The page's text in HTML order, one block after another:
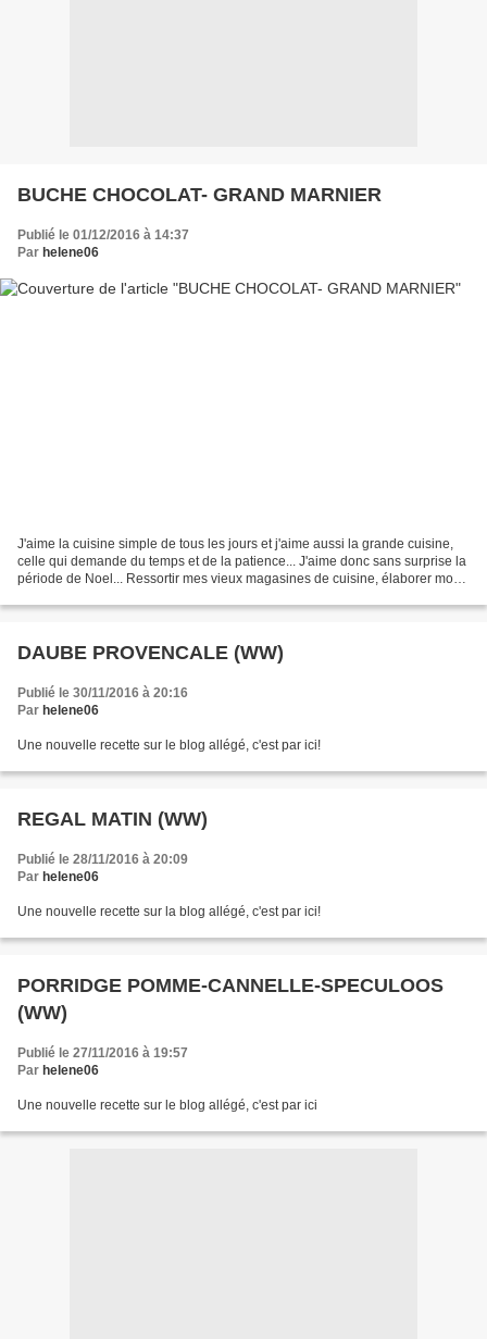
BUCHE CHOCOLAT- GRAND MARNIER
Publié le 01/12/2016 à 14:37
Par helene06
J'aime la cuisine simple de tous les jours et j'aime aussi la grande cuisine,
celle qui demande du temps et de la patience... J'aime donc sans surprise la
période de Noel... Ressortir mes vieux magasines de cuisine, élaborer mon
DAUBE PROVENCALE (WW)
Publié le 30/11/2016 à 20:16
Par helene06
Une nouvelle recette sur le blog allégé, c'est par ici!
REGAL MATIN (WW)
Publié le 28/11/2016 à 20:09
Par helene06
Une nouvelle recette sur la blog allégé, c'est par ici!
PORRIDGE POMME-CANNELLE-SPECULOOS
(WW)
Publié le 27/11/2016 à 19:57
Par helene06
Une nouvelle recette sur le blog allégé, c'est par ici